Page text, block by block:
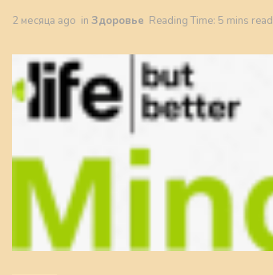
2 месяца ago in Здоровье Reading Time: 5 mins read